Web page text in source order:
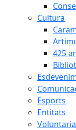
Cultura
425
Esports
Entitats